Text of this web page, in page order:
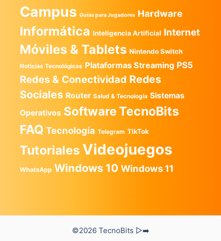
Campus Guías para Jugadores Hardware
Informática Inteligencia Artificial Internet
Móviles & Tablets Nintendo Switch
Noticias Tecnológicas Plataformas Streaming PS5
Redes & Conectividad Redes
Sociales Router Salud & Tecnología Sistemas
Operativos SoftwareTecnoBits
FAQ Tecnología Telegram TikTok
Tutoriales Videojuegos
WhatsApp Windows 10 Windows 11
©2026 TecnoBits ▷➡️